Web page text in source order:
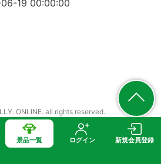
景品一覧 ログイン 新規会員登録
19 00:00:00
ONLINE. all rights reserved.